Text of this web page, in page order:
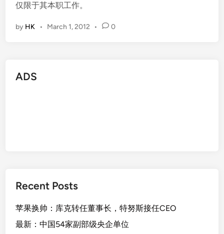
仅限于其本职工作。
by HK • March 1, 2012 • 0
ADS
Recent Posts
苹果换帅：库克转任董事长，特努斯接任CEO
最新：中国54家副部级央企单位